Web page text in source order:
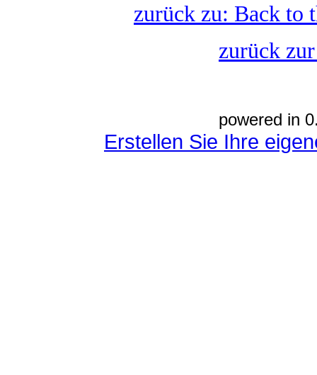
zurück zu: Back to
zurück
powered in
Erstellen Sie Ihre